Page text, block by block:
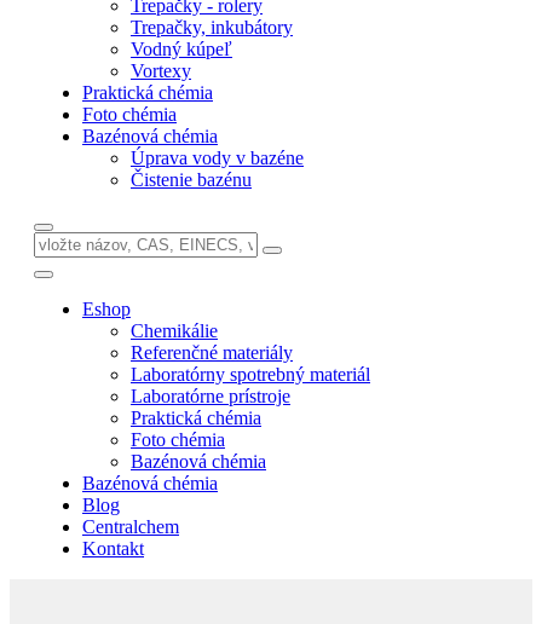
Trepačky - rolery
Trepačky, inkubátory
Vodný kúpeľ
Vortexy
Praktická chémia
Foto chémia
Bazénová chémia
Úprava vody v bazéne
Čistenie bazénu
Eshop
Chemikálie
Referenčné materiály
Laboratórny spotrebný materiál
Laboratórne prístroje
Praktická chémia
Foto chémia
Bazénová chémia
Bazénová chémia
Blog
Centralchem
Kontakt